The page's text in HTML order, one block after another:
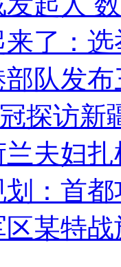
了：
队发
探访新
兰夫妇
：首
某特